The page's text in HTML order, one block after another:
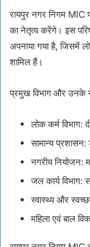
रायपुर नगर निगम MIC
का नेतृत्व करेंगे। इस
अपनाया गया है, जिसमें
शामिल हैं।
प्रमुख विभाग और उनके
लोक कर्म विभाग:
सामान्य
नगरीय नियोजन:
जल कार्य विभाग:
स्वास्थ्य और
महिला एवं बाल